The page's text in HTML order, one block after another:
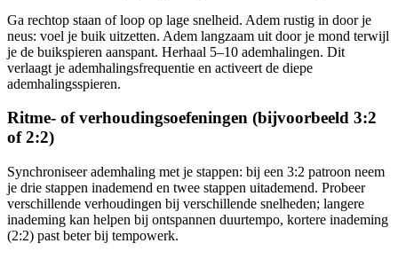
Ga rechtop staan of loop op lage snelheid. Adem rustig in door je
neus: voel je buik uitzetten. Adem langzaam uit door je mond terwijl
je de buikspieren aanspant. Herhaal 5–10 ademhalingen. Dit
verlaagt je ademhalingsfrequentie en activeert de diepe
ademhalingsspieren.
Ritme- of verhoudingsoefeningen (bijvoorbeeld 3:2
of 2:2)
Synchroniseer ademhaling met je stappen: bij een 3:2 patroon neem
je drie stappen inademend en twee stappen uitademend. Probeer
verschillende verhoudingen bij verschillende snelheden; langere
inademing kan helpen bij ontspannen duurtempo, kortere inademing
(2:2) past beter bij tempowerk.